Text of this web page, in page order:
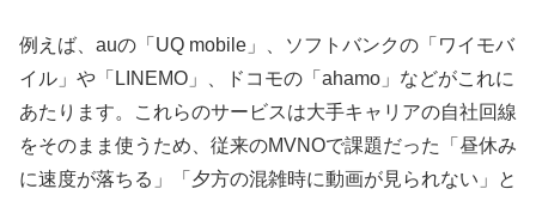
例えば、auの「UQ mobile」、ソフトバンクの「ワイモバ
イル」や「LINEMO」、ドコモの「ahamo」などがこれに
あたります。これらのサービスは大手キャリアの自社回線
をそのまま使うため、従来のMVNOで課題だった「昼休み
に速度が落ちる」「夕方の混雑時に動画が見られない」と